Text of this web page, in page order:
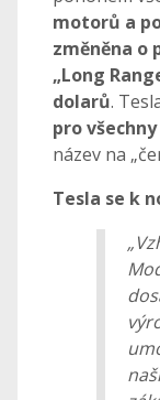
motorů a
změněna o
„Long
dolarů.
pro
název na
Tesla se k